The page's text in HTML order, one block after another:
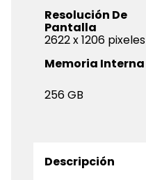
Resolución De
Pantalla
2622 x 1206 pixeles
Memoria Interna
256 GB
Descripción